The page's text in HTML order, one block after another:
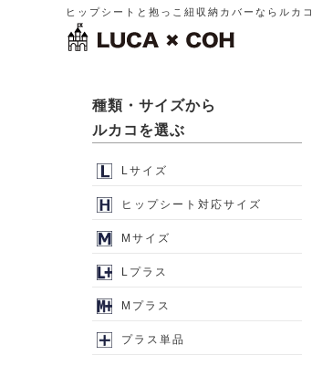
ヒップシートと抱っこ紐収納カバーならルカコ
種類・サイズから
ルカコを選ぶ
Lサイズ
ヒップシート対応サイズ
Mサイズ
Lプラス
Mプラス
プラス単品